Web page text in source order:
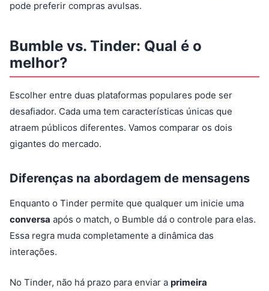
pode preferir compras avulsas.
Bumble vs. Tinder: Qual é o
melhor?
Escolher entre duas plataformas populares pode ser
desafiador. Cada uma tem características únicas que
atraem públicos diferentes. Vamos comparar os dois
gigantes do mercado.
Diferenças na abordagem de mensagens
Enquanto o Tinder permite que qualquer um inicie uma
conversa após o match, o Bumble dá o controle para elas.
Essa regra muda completamente a dinâmica das
interações.
No Tinder, não há prazo para enviar a primeira